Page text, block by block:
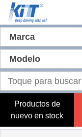
Marca
Modelo
Productos de
nuevo en stock